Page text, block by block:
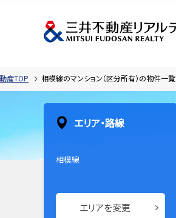
産TOP 相模線のマンション（区分所有）の物件一覧
エリア・路線
相模線
エリアを変更